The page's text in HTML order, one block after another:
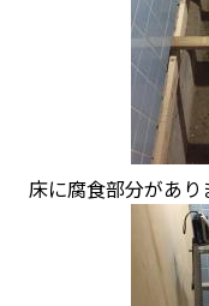
床に腐食部分があ